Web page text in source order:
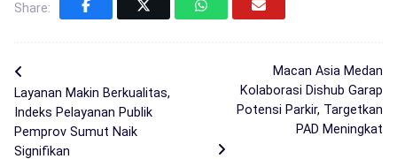
Share:
Layanan Makin Berkualitas,
Indeks Pelayanan Publik
Pemprov Sumut Naik
Signifikan
Macan Asia Medan
Kolaborasi Dishub Garap
Potensi Parkir, Targetkan
PAD Meningkat